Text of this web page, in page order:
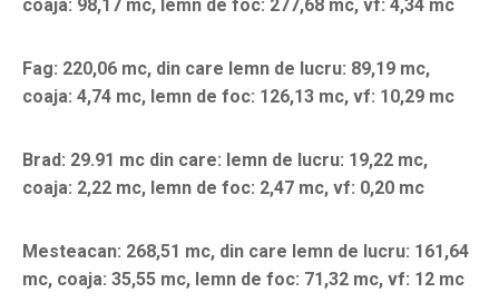
coaja: 98,17 mc, lemn de foc: 277,68 mc, vf: 4,34 mc
Fag: 220,06 mc, din care lemn de lucru: 89,19 mc,
coaja: 4,74 mc, lemn de foc: 126,13 mc, vf: 10,29 mc
Brad: 29.91 mc din care: lemn de lucru: 19,22 mc,
coaja: 2,22 mc, lemn de foc: 2,47 mc, vf: 0,20 mc
Mesteacan: 268,51 mc, din care lemn de lucru: 161,64
mc, coaja: 35,55 mc, lemn de foc: 71,32 mc, vf: 12 mc